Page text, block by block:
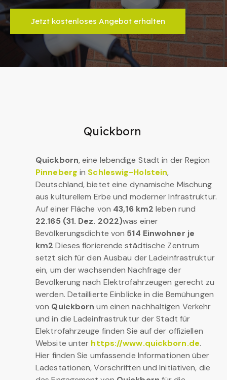
Jetzt kostenloses Angebot erhalten
Quickborn
Quickborn, eine lebendige Stadt in der Region
Pinneberg in Schleswig-Holstein,
Deutschland, bietet eine dynamische Mischung
aus kulturellem Erbe und moderner Infrastruktur.
Auf einer Fläche von 43,16 km2 leben rund
22.165 (31. Dez. 2022)was einer
Bevölkerungsdichte von 514 Einwohner je
km2 Dieses florierende städtische Zentrum
setzt sich für den Ausbau der Ladeinfrastruktur
ein, um der wachsenden Nachfrage der
Bevölkerung nach Elektrofahrzeugen gerecht zu
werden. Detaillierte Einblicke in die Bemühungen
von Quickborn um einen nachhaltigen Verkehr
und in die Ladeinfrastruktur der Stadt für
Elektrofahrzeuge finden Sie auf der offiziellen
Website unter https://www.quickborn.de.
Hier finden Sie umfassende Informationen über
Ladestationen, Vorschriften und Initiativen, die